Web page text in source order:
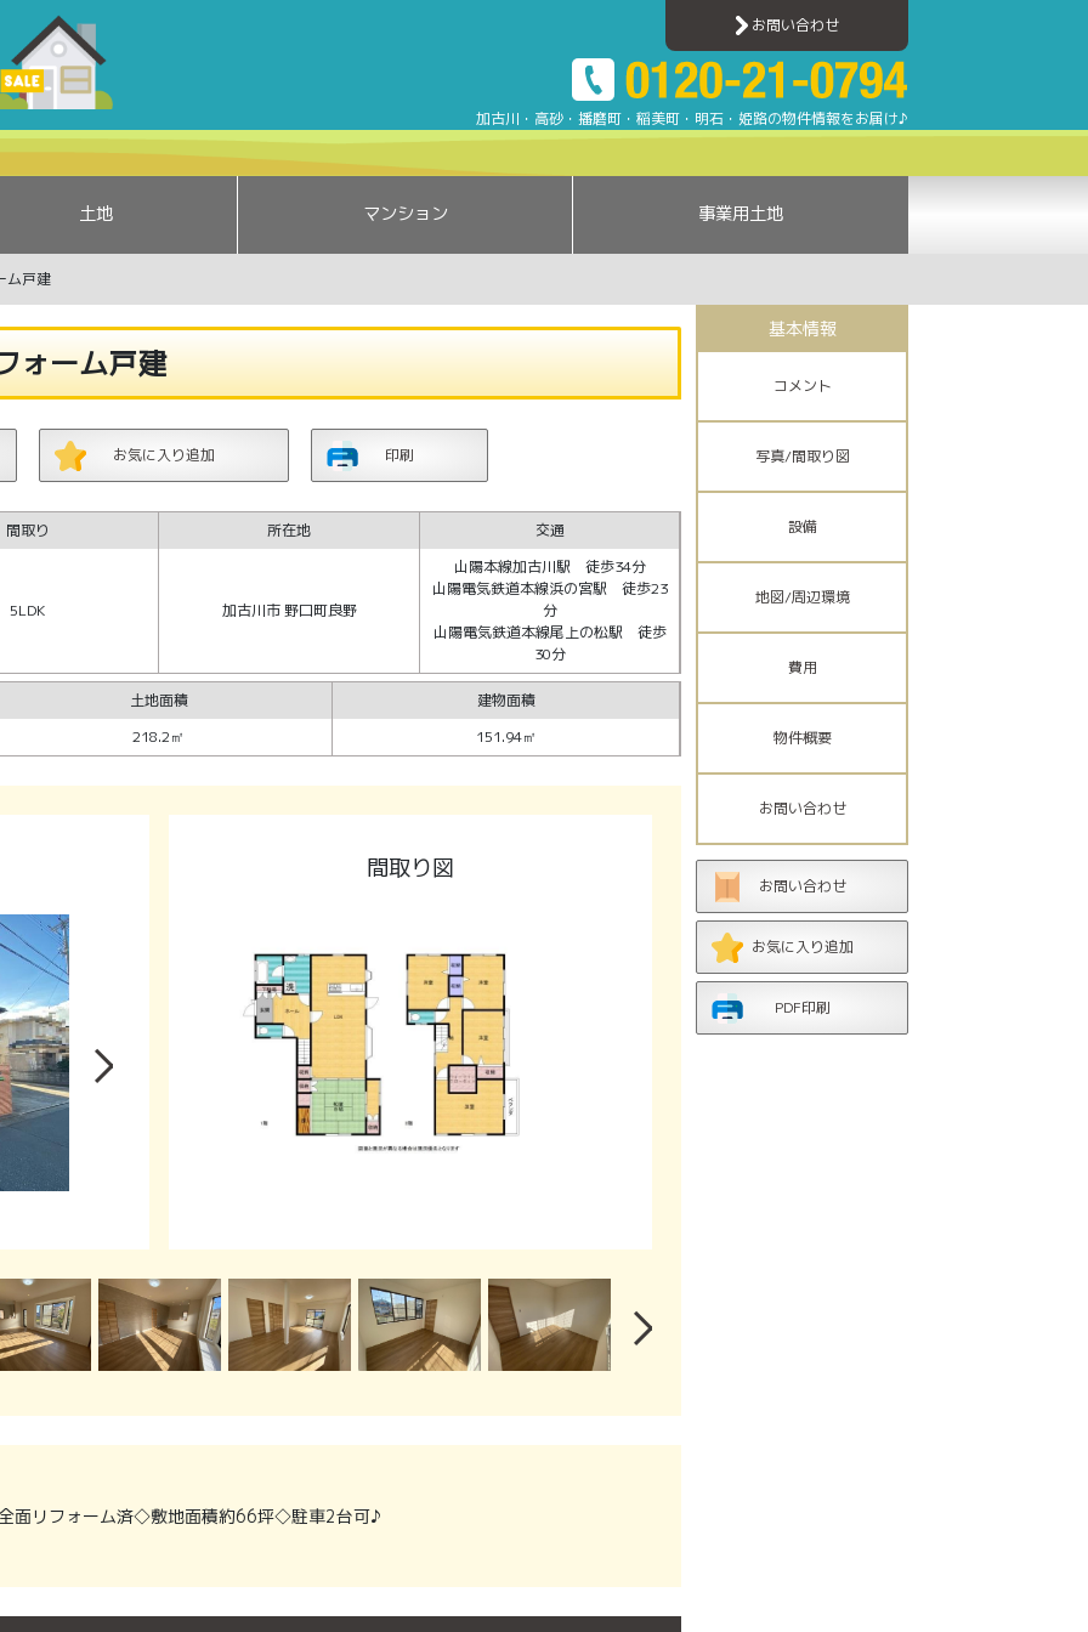
加古川市野口町良野 リフォーム戸建 | 加古川市野口町良野 | 加古川売買ナビ | 加古川・高砂・姫路・明石エリアのアパート・マンション・一戸建
お問い合わせ
加古川・高砂・播磨町・稲美町・明石・姫路の物件情報をお届け♪
土地 マンション 事業用土地
ム戸建
ォーム戸建
お気に入り追加 印刷
間取り 所在地 交通
5LDK 加古川市 野口町良野
山陽本線加古川駅 徒歩34分
山陽電気鉄道本線浜の宮駅 徒歩23
分
山陽電気鉄道本線尾上の松駅 徒歩
30分
土地面積
建物面積
218.2㎡
151.94㎡
間取り図
面リフォーム済◇敷地面積約66坪◇駐車2台可♪
基本情報
コメント
写真/間取り図
設備
地図/周辺環境
費用
物件概要
お問い合わせ
お問い合わせ
お気に入り追加
PDF印刷